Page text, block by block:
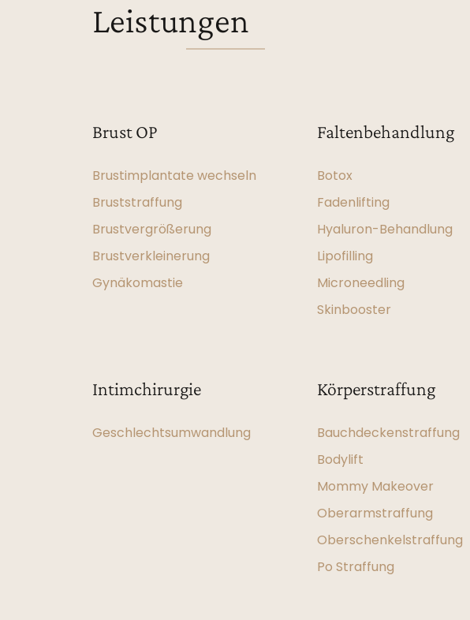
Leistungen
Brust OP
Brustimplantate wechseln
Bruststraffung
Brustvergrößerung
Brustverkleinerung
Gynäkomastie
Faltenbehandlung
Botox
Fadenlifting
Hyaluron-Behandlung
Lipofilling
Microneedling
Skinbooster
Intimchirurgie
Geschlechtsumwandlung
Körperstraffung
Bauchdeckenstraffung
Bodylift
Mommy Makeover
Oberarmstraffung
Oberschenkelstraffung
Po Straffung